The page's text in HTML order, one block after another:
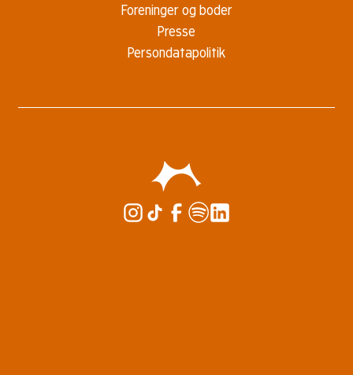
Foreninger og boder
Presse
Persondatapolitik